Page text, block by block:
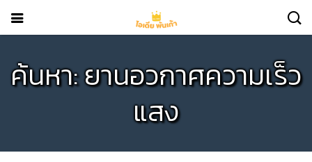
ค้นหา: ยานอวกาศความเร็ว
แสง